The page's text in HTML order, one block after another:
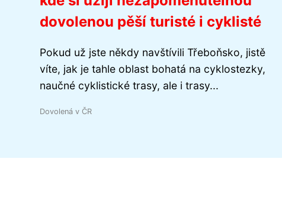
dovolenou pěší turisté i cyklisté
Pokud už jste někdy navštívili Třeboňsko, jistě
víte, jak je tahle oblast bohatá na cyklostezky,
naučné cyklistické trasy, ale i trasy...
Dovolená v ČR